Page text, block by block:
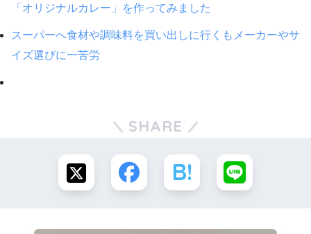
「オリジナルカレー」を作ってみました
スーパーへ食材や調味料を買い出しに行くもメーカーやサ
イズ選びに一苦労
SHARE